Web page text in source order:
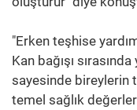
"Erken teşhise
Kan bağışı
sayesinde bireylerin
temel sağlık